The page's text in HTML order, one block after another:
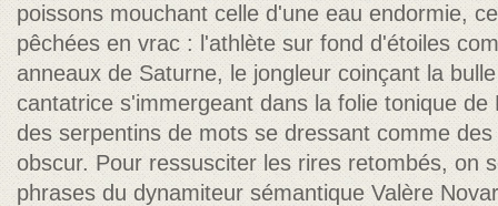
poissons mouchant celle d'une eau endormie,
pêchées en vrac : l'athlète sur fond d'étoiles
anneaux de Saturne, le jongleur coinçant la
cantatrice s'immergeant dans la folie tonique de
des serpentins de mots se dressant comme
obscur. Pour ressusciter les rires retombés, on
phrases du dynamiteur sémantique Valère